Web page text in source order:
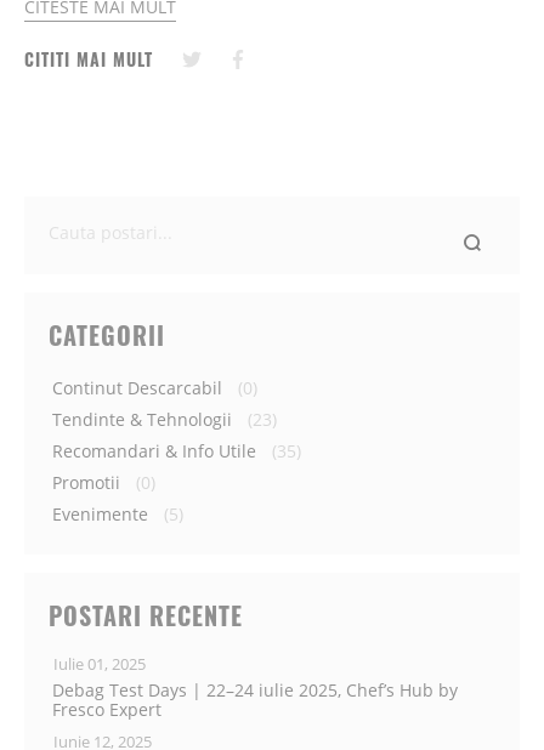
puteti spori profiturile si fideliza proprii clienti
CITESTE MAI MULT
CITITI MAI MULT
Ce
CATEGORII
Continut Descarcabil
(0)
Tendinte & Tehnologii
(23)
Recomandari & Info Utile
(35)
Promotii
(0)
Evenimente
(5)
POSTARI RECENTE
Iulie 01, 2025
Debag Test Days | 22–24 iulie 2025, Chef’s Hub by
Fresco Expert
Iunie 12, 2025